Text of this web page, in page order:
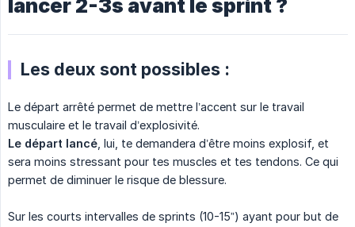
lancer 2-3s avant le sprint ?
Les deux sont possibles :
Le départ arrêté permet de mettre l’accent sur le travail
musculaire et le travail d’explosivité.
Le départ lancé , lui, te demandera d’être moins explosif, et
sera moins stressant pour tes muscles et tes tendons. Ce qui
permet de diminuer le risque de blessure.
Sur les courts intervalles de sprints (10-15”) ayant pour but de